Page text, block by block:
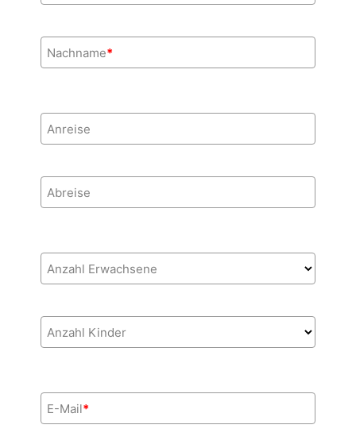
Nachname*
Anreise
Abreise
Anzahl Erwachsene
Anzahl Kinder
E-Mail*